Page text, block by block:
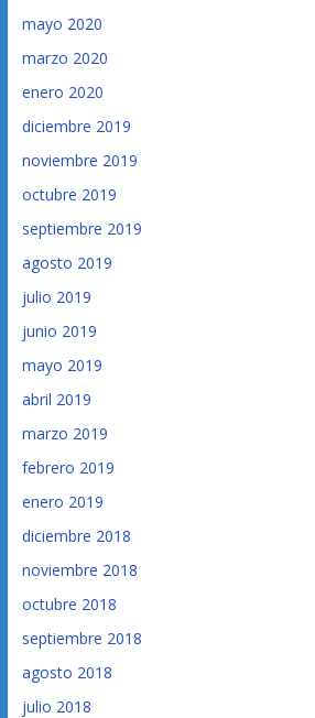
mayo 2020
marzo 2020
enero 2020
diciembre 2019
noviembre 2019
octubre 2019
septiembre 2019
agosto 2019
julio 2019
junio 2019
mayo 2019
abril 2019
marzo 2019
febrero 2019
enero 2019
diciembre 2018
noviembre 2018
octubre 2018
septiembre 2018
agosto 2018
julio 2018